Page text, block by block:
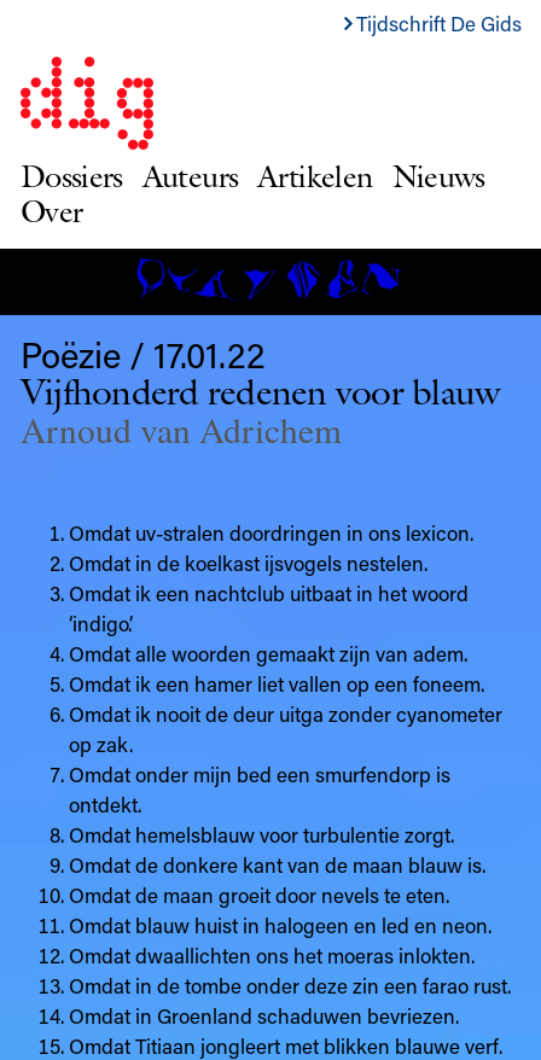
Tijdschrift De Gids
Dossiers Auteurs Artikelen Nieuws
Over
Poëzie / 17.01.22
Vijfhonderd redenen voor blauw
Arnoud van Adrichem
Omdat uv-stralen doordringen in ons lexicon.
Omdat in de koelkast ijsvogels nestelen.
Omdat ik een nachtclub uitbaat in het woord
‘indigo’.
Omdat alle woorden gemaakt zijn van adem.
Omdat ik een hamer liet vallen op een foneem.
Omdat ik nooit de deur uitga zonder cyanometer
op zak.
Omdat onder mijn bed een smurfendorp is
ontdekt.
Omdat hemelsblauw voor turbulentie zorgt.
Omdat de donkere kant van de maan blauw is.
Omdat de maan groeit door nevels te eten.
Omdat blauw huist in halogeen en led en neon.
Omdat dwaallichten ons het moeras inlokten.
Omdat in de tombe onder deze zin een farao rust.
Omdat in Groenland schaduwen bevriezen.
Omdat Titiaan jongleert met blikken blauwe verf.